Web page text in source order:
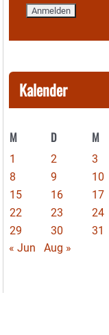
Kalender
M D M
1 2 3
8
9 10
15
16 17
22
23 24
29
30
31
« Jun
Aug »